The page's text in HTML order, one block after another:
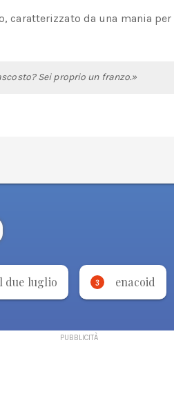
caratterizzato da una mania
Sei proprio un franzo.»
due luglio 3 enacoid